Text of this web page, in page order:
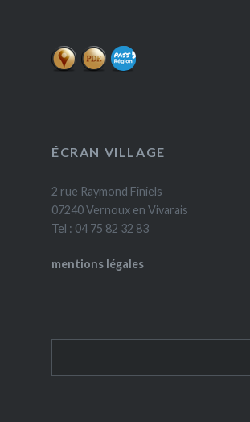
ÉCRAN VILLAGE
2 rue Raymond Finiels
07240 Vernoux en Vivarais
Tel : 04 75 82 32 83
mentions légales